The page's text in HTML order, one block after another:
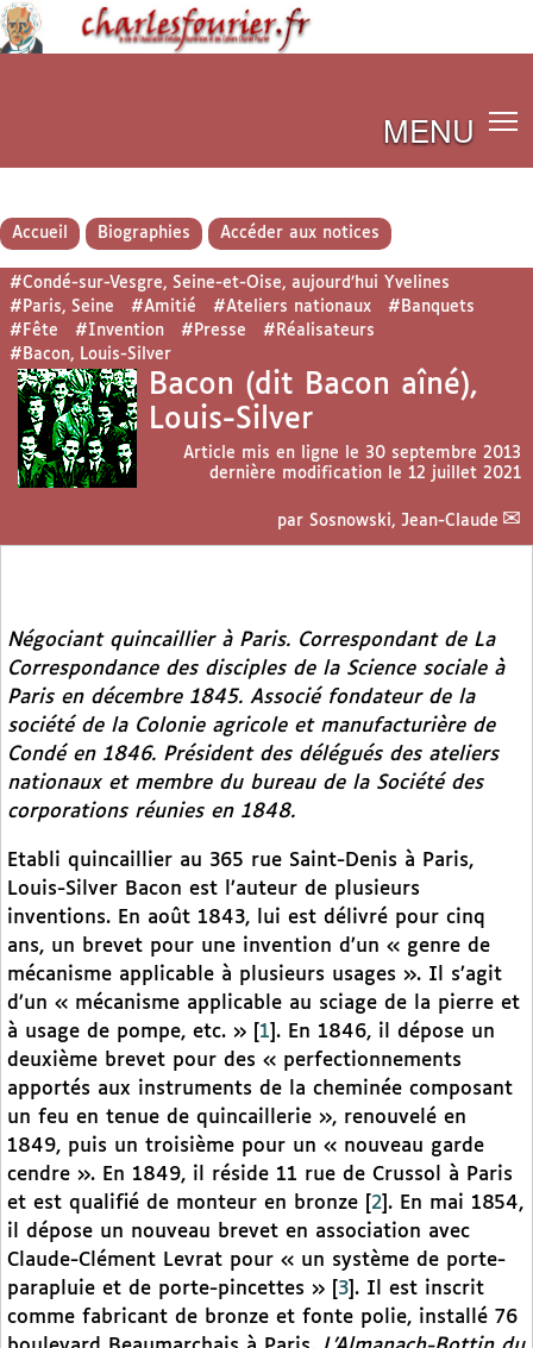
MENU
Accueil Biographies Accéder aux notices
#Condé-sur-Vesgre, Seine-et-Oise, aujourd’hui Yvelines
#Paris, Seine
#Amitié #Ateliers nationaux
#Banquets
#Fête
#Invention #Presse
#Réalisateurs
#Bacon, Louis-Silver
Bacon (dit Bacon aîné),
Louis-Silver
Article mis en ligne le 30 septembre 2013
dernière modification le 12 juillet 2021
par Sosnowski, Jean-Claude
Négociant quincaillier à Paris. Correspondant de La
Correspondance des disciples de la Science socialeà
Paris en décembre 1845. Associé fondateur de la
société de la Colonie agricole et manufacturière de
Condé en 1846. Président des délégués des ateliers
nationaux et membre du bureau de la Société des
corporations réunies en 1848.
Etabli quincaillier au 365 rue Saint-Denis à Paris,
Louis-Silver Bacon est l’auteur de plusieurs
inventions. En août 1843, lui est délivré pour cinq
ans, un brevet pour une invention d’un « genre de
mécanisme applicable à plusieurs usages ». Il s’agit
d’un « mécanisme applicable au sciage de la pierre et
à usage de pompe, etc. »
1 . En 1846, il dépose un
deuxième brevet pour des « perfectionnements
apportés aux instruments de la cheminée composant
un feu en tenue de quincaillerie », renouvelé en
1849, puis un troisième pour un « nouveau garde
cendre ». En 1849, il réside 11 rue de Crussol à Paris
et est qualifié de monteur en bronze
2 . En mai 1854,
il dépose un nouveau brevet en association avec
Claude-Clément Levrat pour « un système de porte-
parapluie et de porte-pincettes »
3 . Il est inscrit
comme fabricant de bronze et fonte polie, installé 76